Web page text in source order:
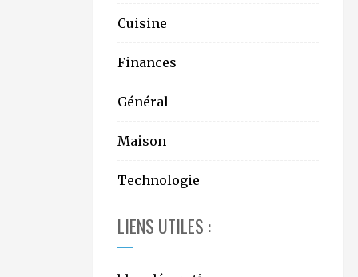
Cuisine
Finances
Général
Maison
Technologie
LIENS UTILES :